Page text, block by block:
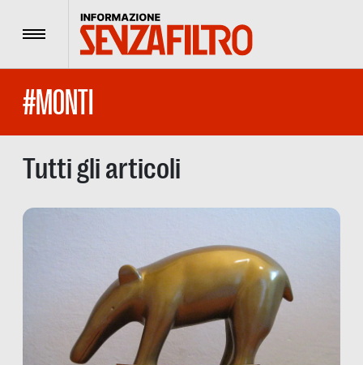
Menu
#MONTI
Tutti gli articoli